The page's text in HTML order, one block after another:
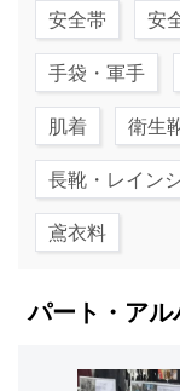
安全帯 安
手袋・軍手
肌着 衛生
長靴・レイン
鳶衣料
パート・ア